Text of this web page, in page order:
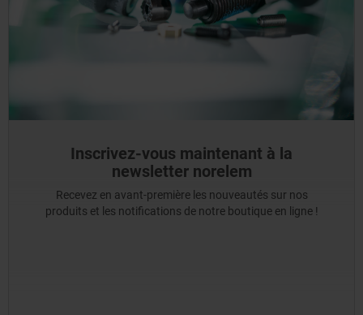
Inscrivez-vous maintenant à la
newsletter norelem
Recevez en avant-première les nouveautés sur nos
produits et les notifications de notre boutique en ligne !